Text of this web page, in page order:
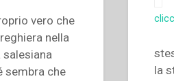
vero che
nella
salesiana
sembra che
la